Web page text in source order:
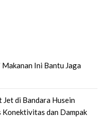
Ini Bantu Jaga
di Bandara Husein
dan Dampak